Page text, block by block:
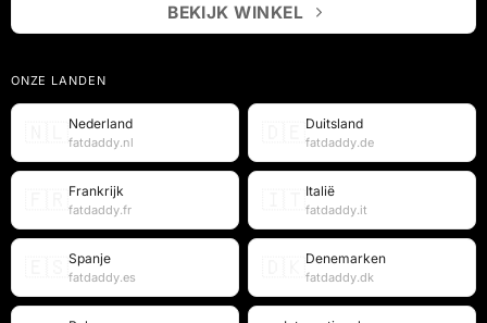
BEKIJK WINKEL
ONZE LANDEN
Nederland
fatdaddy.nl
Duitsland
fatdaddy.de
Frankrijk
fatdaddy.fr
Italië
fatdaddy.it
Spanje
fatdaddy.es
Denemarken
fatdaddy.dk